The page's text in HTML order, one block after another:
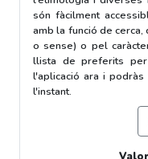
són fàcilment
amb la funció de
o sense) o pel
llista de preferits
l'aplicació ara i
l'instant.